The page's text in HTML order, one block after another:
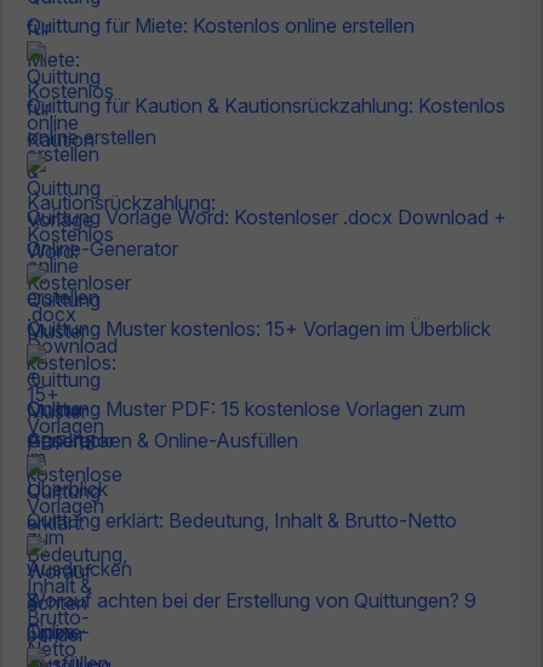
Quittung für Miete: Kostenlos online erstellen
Quittung für Kaution & Kautionsrückzahlung: Kostenlos
online erstellen
Quittung Vorlage Word: Kostenloser .docx Download +
Online-Generator
Quittung Muster kostenlos: 15+ Vorlagen im Überblick
Quittung Muster PDF: 15 kostenlose Vorlagen zum
Ausdrucken & Online-Ausfüllen
Quittung erklärt: Bedeutung, Inhalt & Brutto-Netto
Worauf achten bei der Erstellung von Quittungen? 9
Tipps